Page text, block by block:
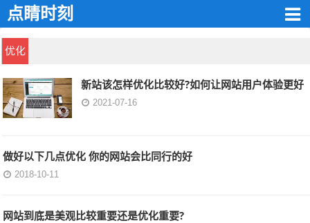
点睛时刻
优化
新站该怎样优化比较好?如何让网站用户体验更好
2021-07-16
做好以下几点优化 你的网站会比同行的好
2018-10-11
网站到底是美观比较重要还是优化重要?